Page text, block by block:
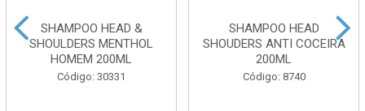
SHAMPOO HEAD &
SHOULDERS MENTHOL
HOMEM 200ML
Código: 30331
SHAMPOO HEAD
SHOUDERS ANTI COCEIRA
200ML
Código: 8740